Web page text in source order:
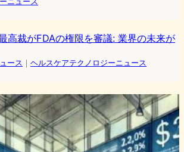
高裁がFDAの権限を審議: 業界の未来が
ース ｜ ヘルスケアテクノロジーニュース